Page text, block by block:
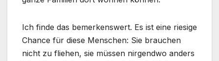
Ich finde das bemerkenswert. Es ist eine riesige
Chance für diese Menschen: Sie brauchen
nicht zu fliehen, sie müssen nirgendwo anders